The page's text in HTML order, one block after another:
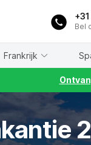
Bel
Frankrijk